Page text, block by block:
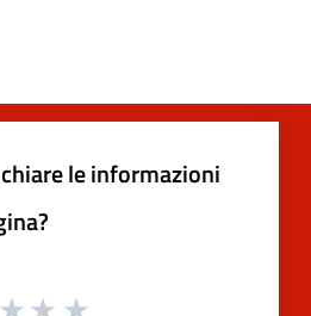
le informazioni